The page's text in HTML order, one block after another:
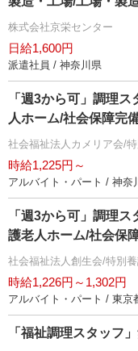
株式会社京栄センター
日給1,600円
派遣社員 / 神奈川県
「週3から可」調理
人ホーム/社会保障完
社会福祉法人カメリア会/
時給1,225円～
アルバイト・パート / 神奈
「週3から可」調理
護老人ホーム/社会保
社会福祉法人創生会/特別
時給1,226円～1,302円
アルバイト・パート / 東京
「福祉調理スタッフ